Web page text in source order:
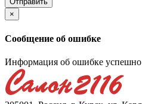
×
Сообщение об ошибке
Информация об ошибке успешно